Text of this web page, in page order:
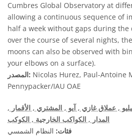
Cumbres Global Observatory at
allowing a continuous sequence of
half a week without gaps during the
over the course of several nights,
moons can also be observed with
your elbows on a surface).
المصدر: Nicolas Hurez, Paul-Antoine
Pennypacker/IAU OAE
, عملاق غازي , آيو , المشتري , الأقمار ,
المدار , الكواكب الخارجية , الكوكب
فئات: النظام الشمسي